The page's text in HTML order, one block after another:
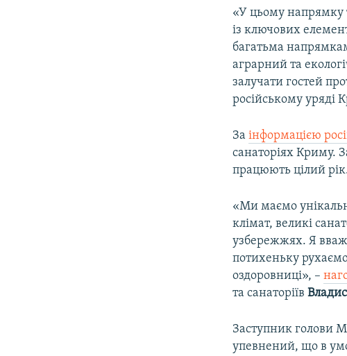
«У цьому напрямку
із ключових
багатьма
аграрний та
залучати гостей
російському уряді
Заінформацією
санаторіях Криму.
працюють цілий
«Ми маємо
клімат, великі
узбережжях. Я
потихеньку
оздоровниці», –
та санаторіїв
Заступник голови
упевнений, що в